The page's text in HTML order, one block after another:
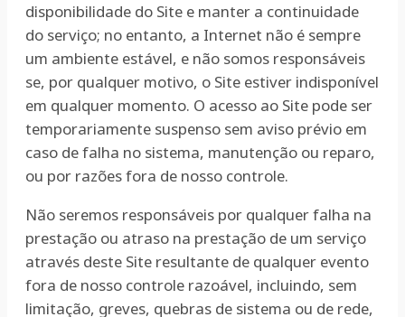
disponibilidade do Site e manter a continuidade
do serviço; no entanto, a Internet não é sempre
um ambiente estável, e não somos responsáveis
se, por qualquer motivo, o Site estiver indisponível
em qualquer momento. O acesso ao Site pode ser
temporariamente suspenso sem aviso prévio em
caso de falha no sistema, manutenção ou reparo,
ou por razões fora de nosso controle.
Não seremos responsáveis por qualquer falha na
prestação ou atraso na prestação de um serviço
através deste Site resultante de qualquer evento
fora de nosso controle razoável, incluindo, sem
limitação, greves, quebras de sistema ou de rede,